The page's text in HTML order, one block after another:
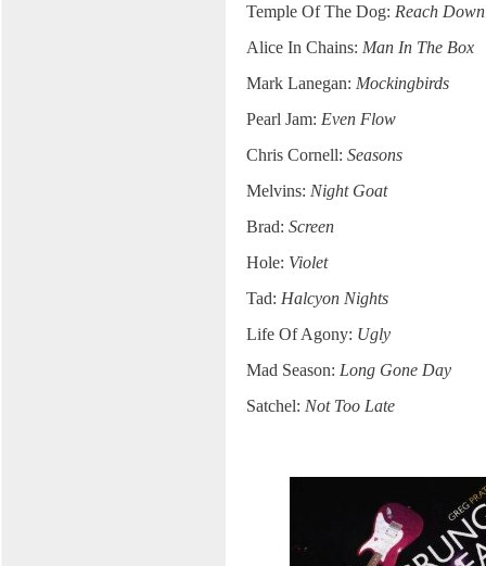
Temple Of The Dog: Reach Down
Alice In Chains: Man In The Box
Mark Lanegan: Mockingbirds
Pearl Jam: Even Flow
Chris Cornell: Seasons
Melvins: Night Goat
Brad: Screen
Hole: Violet
Tad: Halcyon Nights
Life Of Agony: Ugly
Mad Season: Long Gone Day
Satchel: Not Too Late